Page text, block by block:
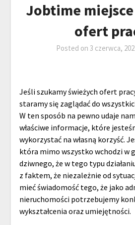
Jobtime
ofert
Posted on 3 czerwca,
Jeśli szukamy świeżych ofert
staramy się zaglądać do
W ten sposób na pewno udaje
właściwe informacje, które
wykorzystać na własną korzyść.
która mimo wszystko wchodzi w
dziwnego, że w tego typu
z faktem, że niezależnie od
mieć świadomość tego, że jako
nieruchomości potrzebujemy
wykształcenia oraz umiejętności.